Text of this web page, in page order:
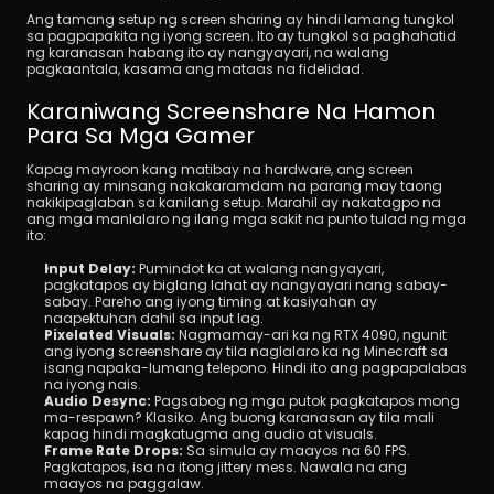
Ang tamang setup ng screen sharing ay hindi lamang tungkol
sa pagpapakita ng iyong screen. Ito ay tungkol sa paghahatid
ng karanasan habang ito ay nangyayari, na walang
pagkaantala, kasama ang mataas na fidelidad.
Karaniwang Screenshare Na Hamon
Para Sa Mga Gamer
Kapag mayroon kang matibay na hardware, ang screen
sharing ay minsang nakakaramdam na parang may taong
nakikipaglaban sa kanilang setup. Marahil ay nakatagpo na
ang mga manlalaro ng ilang mga sakit na punto tulad ng mga
ito:
Input Delay: Pumindot ka at walang nangyayari,
pagkatapos ay biglang lahat ay nangyayari nang sabay-
sabay. Pareho ang iyong timing at kasiyahan ay
naapektuhan dahil sa input lag.
Pixelated Visuals: Nagmamay-ari ka ng RTX 4090, ngunit
ang iyong screenshare ay tila naglalaro ka ng Minecraft sa
isang napaka-lumang telepono. Hindi ito ang pagpapalabas
na iyong nais.
Audio Desync: Pagsabog ng mga putok pagkatapos mong
ma-respawn? Klasiko. Ang buong karanasan ay tila mali
kapag hindi magkatugma ang audio at visuals.
Frame Rate Drops: Sa simula ay maayos na 60 FPS.
Pagkatapos, isa na itong jittery mess. Nawala na ang
maayos na paggalaw.